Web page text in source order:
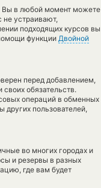
Вы в любой момент можете
не устраивают,
подходящих курсов вы
функции Двойной
перед добавлением,
обязательств.
операций в обменных
других пользователей,
во многих городах и
и резервы в разных
где вам будет